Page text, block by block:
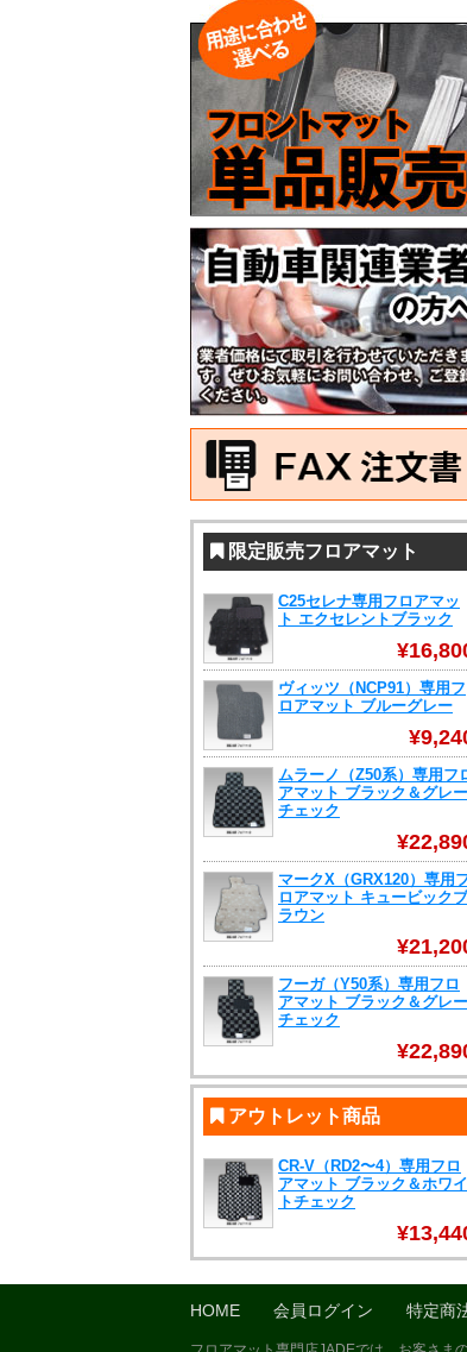
限定販売フロアマット
C25セレナ専用フロアマッ
ト エクセレントブラック
ヴィッツ（NCP91）専用フ
ロアマット ブルーグレー
ムラーノ（Z50系）専用フ
アマット ブラック＆グレー
チェック
マークX（GRX120）専用
ロアマット キュービックブ
ラウン
フーガ（Y50系）専用フロ
アマット ブラック＆グレー
チェック
アウトレット商品
CR-V（RD2〜4）専用フロ
アマット ブラック＆ホワイ
トチェック
HOME 会員ログイン 特定商